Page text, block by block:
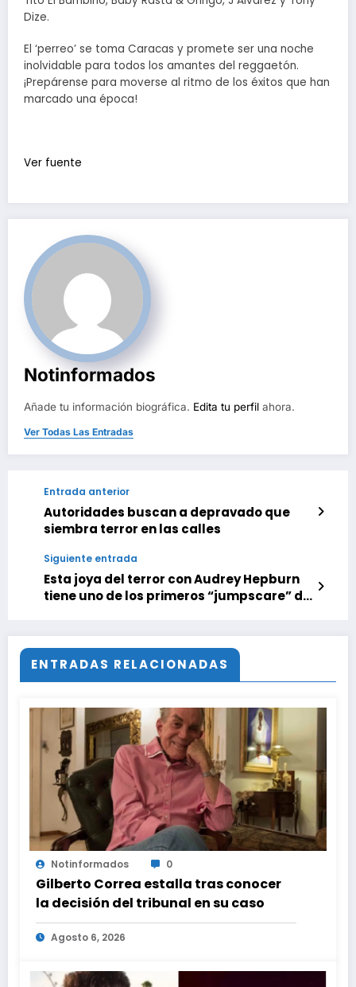
Dize.
El ‘perreo’ se toma Caracas y promete ser una noche
inolvidable para todos los amantes del reggaetón.
¡Prepárense para moverse al ritmo de los éxitos que han
marcado una época!
Ver fuente
Notinformados
Añade tu información biográfica. Edita tu perfil ahora.
Ver Todas Las Entradas
Entrada anterior
Autoridades buscan a depravado que
siembra terror en las calles
Siguiente entrada
Esta joya del terror con Audrey Hepburn
tiene uno de los primeros “jumpscare” de
ENTRADAS RELACIONADAS
Notinformados 0
Gilberto Correa estalla tras conocer
la decisión del tribunal en su caso
Agosto 6, 2026